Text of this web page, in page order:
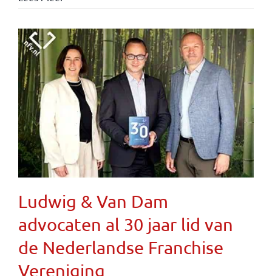
Ludwig & Van Dam
advocaten al 30 jaar lid van
de Nederlandse Franchise
Vereniging